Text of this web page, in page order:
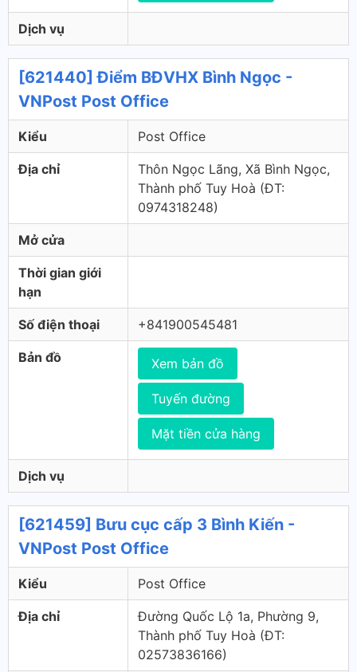
Dịch vụ
[621440] Điểm BĐVHX Bình Ngọc -
VNPost Post Office
Kiểu Post Office
Địa chỉ
Thôn Ngọc Lãng, Xã Bình Ngọc,
Thành phố Tuy Hoà (ÐT:
0974318248)
Mở cửa
Thời gian giới
hạn
Số điện thoại +841900545481
Bản đồ Xem bản đồ
Tuyến đường
Mặt tiền cửa hàng
Dịch vụ
[621459] Bưu cục cấp 3 Bình Kiến -
VNPost Post Office
Kiểu Post Office
Địa chỉ
Đường Quốc Lộ 1a, Phường 9,
Thành phố Tuy Hoà (ÐT:
02573836166)